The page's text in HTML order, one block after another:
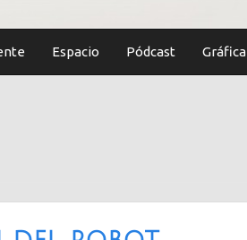
Espacio Pódcast Gráfica